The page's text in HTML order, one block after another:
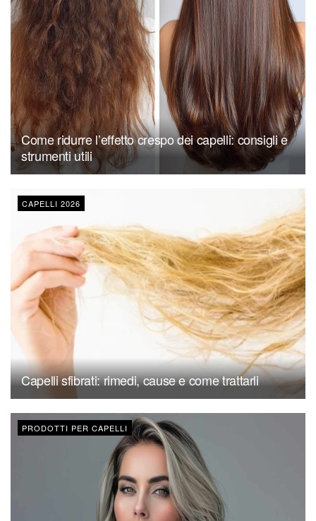
Come ridurre l’effetto crespo dei capelli: consigli e
strumenti utili
CAPELLI 2026
Capelli sfibrati: rimedi, cause e come trattarli
PRODOTTI PER CAPELLI